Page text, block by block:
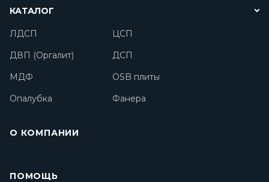
КАТАЛОГ
ЛДСП
ЦСП
ДВП (Оргалит)
ДСП
МДФ
OSB плиты
Опалубка
Фанера
О КОМПАНИИ
ПОМОЩЬ